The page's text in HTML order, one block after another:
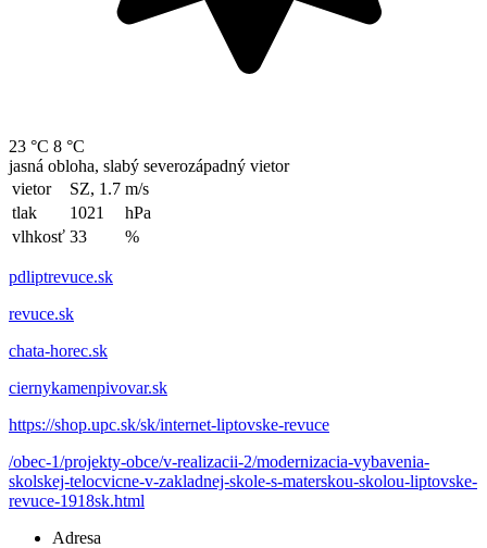
23 °C 8 °C
jasná obloha, slabý severozápadný vietor
vietor
SZ, 1.7 m/s
tlak
1021
hPa
vlhkosť 33 %
pdliptrevuce.sk
revuce.sk
chata-horec.sk
ciernykamenpivovar.sk
https://shop.upc.sk/sk/internet-liptovske-revuce
/obec-1/projekty-obce/v-realizacii-2/modernizacia-vybavenia-
skolskej-telocvicne-v-zakladnej-skole-s-materskou-skolou-liptovske-
revuce-1918sk.html
Adresa